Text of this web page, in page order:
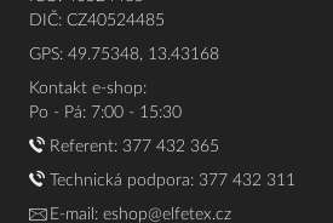
DIČ: CZ40524485
GPS: 49.75348, 13.43168
Kontakt e-shop:
Po - Pá: 7:00 - 15:30
Referent: 377 432 365
Technická podpora: 377 432 311
E-mail: eshop@elfetex.cz